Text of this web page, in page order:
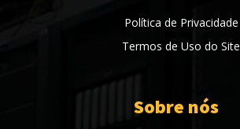
Política de Privacidade
Termos de Uso do Site
Sobre nós